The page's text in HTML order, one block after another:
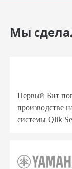
Мы
Первый Бит
производстве
системы Qlik